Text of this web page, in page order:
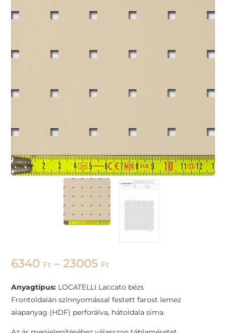
6340 Ft – 23005 Ft
Anyagtípus: LOCATELLI Laccato bézs
Frontoldalán színnyomással festett farost lemez
alapanyag (HDF) perforálva, hátoldala sima.